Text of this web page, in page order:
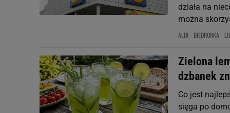
działa na
można
ALDI BIEDRONKA
Zielona
dzbanek
Co jest
sięga po